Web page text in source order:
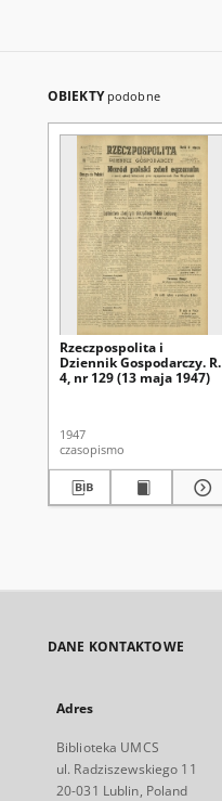
OBIEKTY podobne
Rzeczpospolita i
Dziennik Gospodarczy. R.
4, nr 129 (13 maja 1947)
1947
czasopismo
DANE KONTAKTOWE
Adres
Biblioteka UMCS
ul. Radziszewskiego 11
20-031 Lublin, Poland